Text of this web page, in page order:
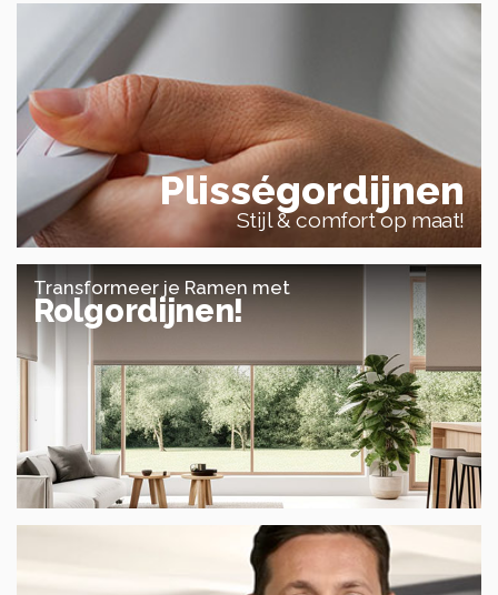
Plisségordijnen
Stijl & comfort op maat!
Transformeer je Ramen met
Rolgordijnen!